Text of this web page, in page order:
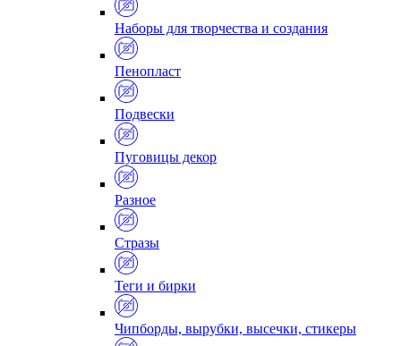
Наборы для творчества и создания
Пенопласт
Подвески
Пуговицы декор
Разное
Стразы
Теги и бирки
Чипборды, вырубки, высечки, стикеры